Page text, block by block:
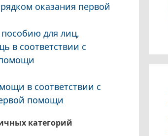
оказания первой
пособию для лиц,
в соответствии с
в соответствии с
помощи
категорий